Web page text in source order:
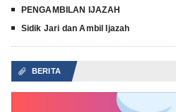
PENGAMBILAN IJAZAH
Sidik Jari dan Ambil Ijazah
📎 BERITA